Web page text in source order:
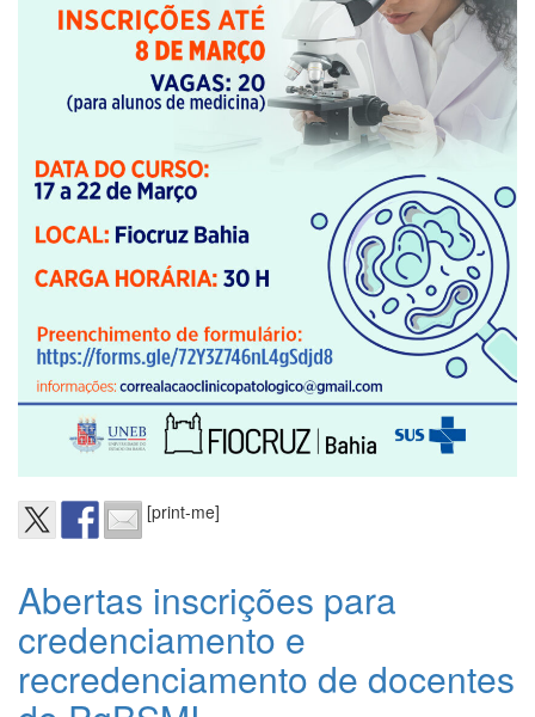
[print-me]
Abertas inscrições para
credenciamento e
recredenciamento de docentes